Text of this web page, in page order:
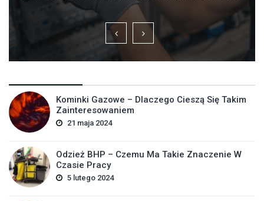
Kominki Gazowe – Dlaczego Cieszą Się Takim
Zainteresowaniem
21 maja 2024
Odzież BHP – Czemu Ma Takie Znaczenie W
Czasie Pracy
5 lutego 2024